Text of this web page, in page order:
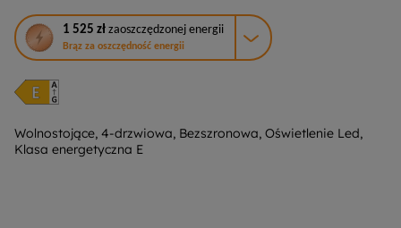
1 525 zł zaoszczędzonej energii
Brąz za oszczędność energii
To
działanie
otworzy
narzędzie
do
energii
Youreko.
Wolnostojące, 4-drzwiowa, Bezszronowa, Oświetlenie Led,
Klasa energetyczna E